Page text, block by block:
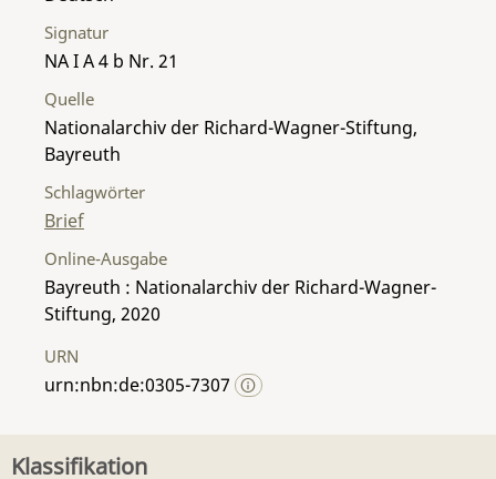
Signatur
NA I A 4 b Nr. 21
Quelle
Nationalarchiv der Richard-Wagner-Stiftung,
Bayreuth
Schlagwörter
Brief
Online-Ausgabe
Bayreuth : Nationalarchiv der Richard-Wagner-
Stiftung, 2020
URN
urn:nbn:de:0305-7307
Klassifikation